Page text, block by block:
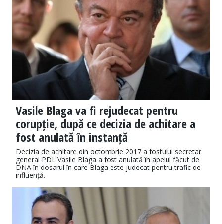
Vasile Blaga va fi rejudecat pentru
corupție, după ce decizia de achitare a
fost anulată în instanță
Decizia de achitare din octombrie 2017 a fostului secretar
general PDL Vasile Blaga a fost anulată în apelul făcut de
DNA în dosarul în care Blaga este judecat pentru trafic de
influență.